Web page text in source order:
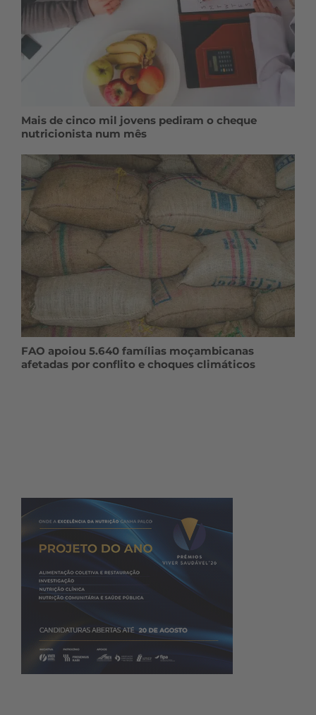
Mais de cinco mil jovens pediram o cheque
nutricionista num mês
FAO apoiou 5.640 famílias moçambicanas
afetadas por conflito e choques climáticos